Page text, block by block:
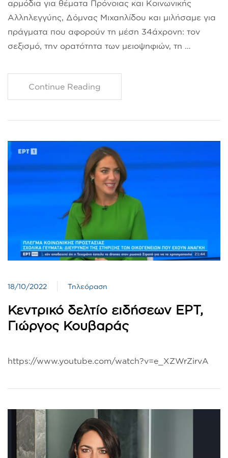
αρμόδια για θέματα Πρόνοιας και Κοινωνικής
Αλληλεγγύης, Δόμνας Μιχαηλίδου και μιλήσαμε για
πράγματα που αφορούν τη μέση 34άχρονη: τον
σεξισμό, την ορατότητα των μειοψηφιών, τη …
Continue Reading
18/10/2022 Τηλεόραση
Κεντρικό δελτίο ειδήσεων ΕΡΤ,
Γιώργος Κουβαράς
https://www.youtube.com/watch?v=e_XZWrZirvA